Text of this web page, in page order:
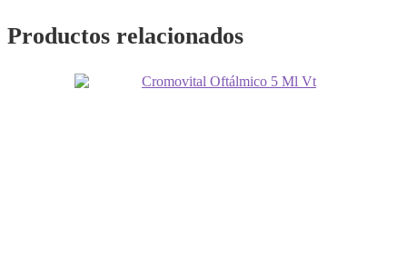
Productos relacionados